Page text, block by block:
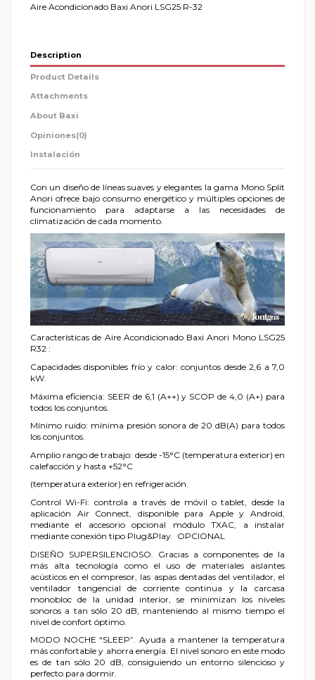
Aire Acondicionado Baxi Anori LSG25 R-32
Description
Product Details
Attachments
About Baxi
Opiniones(0)
Instalación
Con un diseño de líneas suaves y elegantes la gama Mono Split
Anori ofrece bajo consumo energético y múltiples opciones de
funcionamiento para adaptarse a las necesidades de
climatización de cada momento.
Características de Aire Acondicionado Baxi Anori Mono LSG25
R32 :
Capacidades disponibles frío y calor: conjuntos desde 2,6 a 7,0
kW.
Máxima eficiencia: SEER de 6,1 (A++) y SCOP de 4,0 (A+) para
todos los conjuntos.
Mínimo ruido: mínima presión sonora de 20 dB(A) para todos
los conjuntos.
Amplio rango de trabajo: desde -15°C (temperatura exterior) en
calefacción y hasta +52°C
(temperatura exterior) en refrigeración.
Control Wi-Fi: controla a través de móvil o tablet, desde la
aplicación Air Connect, disponible para Apple y Android,
mediante el accesorio opcional módulo TXAC, a instalar
mediante conexión tipo Plug&Play. OPCIONAL
DISEÑO SUPERSILENCIOSO. Gracias a componentes de la
más alta tecnología como el uso de materiales aislantes
acústicos en el compresor, las aspas dentadas del ventilador, el
ventilador tangencial de corriente continua y la carcasa
monobloc de la unidad interior, se minimizan los niveles
sonoros a tan sólo 20 dB, manteniendo al mismo tiempo el
nivel de confort óptimo.
MODO NOCHE “SLEEP”. Ayuda a mantener la temperatura
más confortable y ahorra energía. El nivel sonoro en este modo
es de tan sólo 20 dB, consiguiendo un entorno silencioso y
perfecto para dormir.